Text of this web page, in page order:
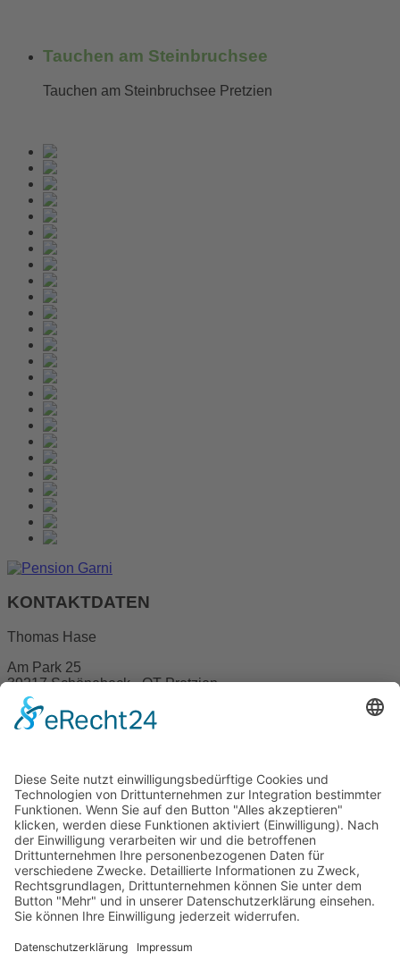
Tauchen am Steinbruchsee
Tauchen am Steinbruchsee Pretzien
KONTAKTDATEN
Thomas Hase
Am Park 25
39217 Schönebeck - OT Pretzien
039200 - 53705
039200 - 40044
BUCHUNGSANFRAGE
Für Ihre Anfragen erreichen Sie uns problemlos telefonisch
oder nutzen Sie gleich das Formular zur Buchungsanfrage
und teilen Sie uns Ihre Wünsche mit
Alle Zimmer ausgestattet mit:
Dusche
WC
TV